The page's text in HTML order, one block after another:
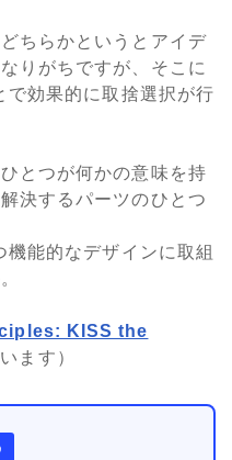
ちらかというとアイデ
りがちですが、そこに
で効果的に取捨選択が行
とつが何かの意味を持
決するパーツのひとつ
能的なデザインに取組
KISS the
ます）